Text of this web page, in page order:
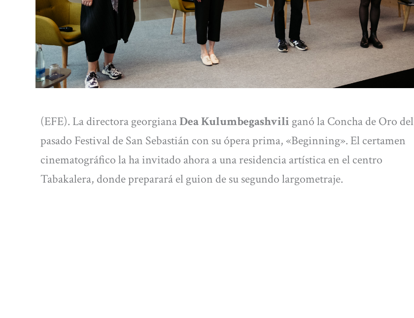
(EFE). La directora georgianaDea Kulumbegashvili ganó la Concha de Oro del
pasado Festival de San Sebastián con su ópera prima, «Beginning». El certamen
cinematográfico la ha invitado ahora a una residencia artística en el centro
Tabakalera, donde preparará el guion de su segundo largometraje.